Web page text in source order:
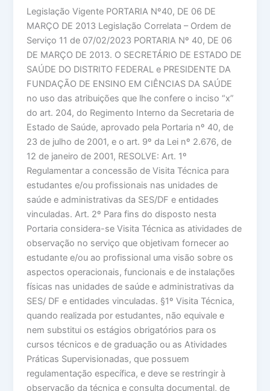
Legislação Vigente PORTARIA Nº40, DE 06 DE
MARÇO DE 2013 Legislação Correlata – Ordem de
Serviço 11 de 07/02/2023 PORTARIA Nº 40, DE 06
DE MARÇO DE 2013. O SECRETÁRIO DE ESTADO DE
SAÚDE DO DISTRITO FEDERAL e PRESIDENTE DA
FUNDAÇÃO DE ENSINO EM CIÊNCIAS DA SAÚDE
no uso das atribuições que lhe confere o inciso “x”
do art. 204, do Regimento Interno da Secretaria de
Estado de Saúde, aprovado pela Portaria nº 40, de
23 de julho de 2001, e o art. 9º da Lei nº 2.676, de
12 de janeiro de 2001, RESOLVE: Art. 1º
Regulamentar a concessão de Visita Técnica para
estudantes e/ou profissionais nas unidades de
saúde e administrativas da SES/DF e entidades
vinculadas. Art. 2º Para fins do disposto nesta
Portaria considera-se Visita Técnica as atividades de
observação no serviço que objetivam fornecer ao
estudante e/ou ao profissional uma visão sobre os
aspectos operacionais, funcionais e de instalações
físicas nas unidades de saúde e administrativas da
SES/ DF e entidades vinculadas. §1º Visita Técnica,
quando realizada por estudantes, não equivale e
nem substitui os estágios obrigatórios para os
cursos técnicos e de graduação ou as Atividades
Práticas Supervisionadas, que possuem
regulamentação específica, e deve se restringir à
observação da técnica e consulta documental, de